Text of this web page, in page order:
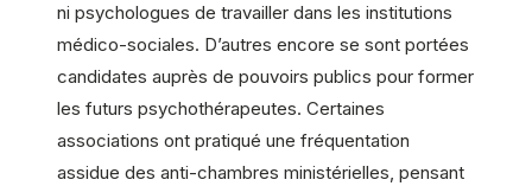
ni psychologues de travailler dans les institutions
médico-sociales. D’autres encore se sont portées
candidates auprès de pouvoirs publics pour former
les futurs psychothérapeutes. Certaines
associations ont pratiqué une fréquentation
assidue des anti-chambres ministérielles, pensant